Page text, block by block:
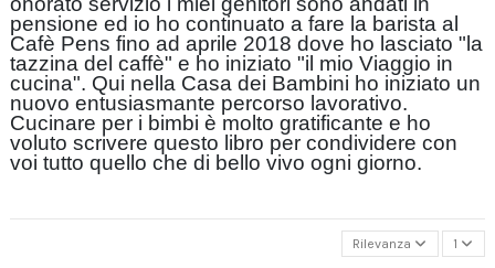
pensione ed io ho continuato a fare la barista al
Cafè Pens fino ad aprile 2018 dove ho lasciato "la
tazzina del caffè" e ho iniziato "il mio Viaggio in
cucina". Qui nella Casa dei Bambini ho iniziato un
nuovo entusiasmante percorso lavorativo.
Cucinare per i bimbi è molto gratificante e ho
voluto scrivere questo libro per condividere con
voi tutto quello che di bello vivo ogni giorno.
Rilevanza 1